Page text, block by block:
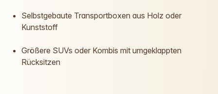
Selbstgebaute Transportboxen aus Holz oder
Kunststoff
Größere SUVs oder Kombis mit umgeklappten
Rücksitzen